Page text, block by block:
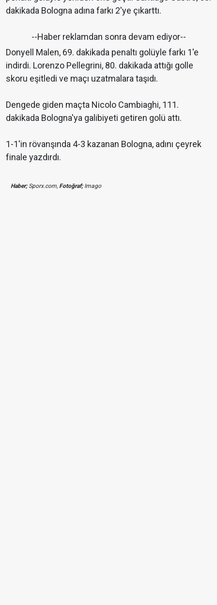
dakikada Bologna adına farkı 2'ye çıkarttı.
--Haber reklamdan sonra devam ediyor--
Donyell Malen, 69. dakikada penaltı golüyle farkı 1'e
indirdi. Lorenzo Pellegrini, 80. dakikada attığı golle
skoru eşitledi ve maçı uzatmalara taşıdı.
Dengede giden maçta Nicolo Cambiaghi, 111.
dakikada Bologna'ya galibiyeti getiren golü attı.
1-1'in rövanşında 4-3 kazanan Bologna, adını çeyrek
finale yazdırdı.
Haber;Sporx.com, Fotoğraf;Imago